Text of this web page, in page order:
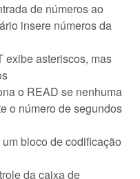
de números ao
insere números da
exibe asteriscos, mas
o READ se nenhuma
o número de segundos
bloco de codificação
da caixa de